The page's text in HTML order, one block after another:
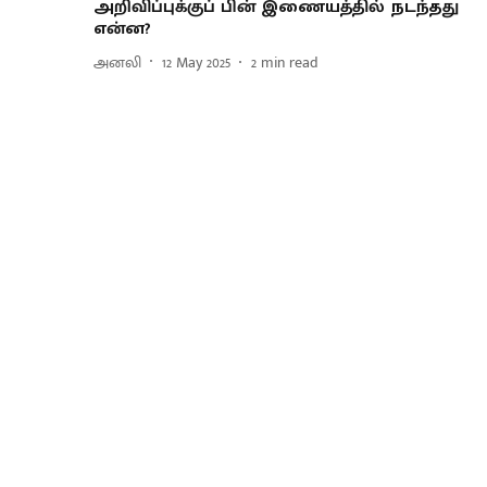
அறிவிப்புக்குப் பின் இணையத்தில் நடந்தது
என்ன?
அனலி 12 May 2025 2 min read